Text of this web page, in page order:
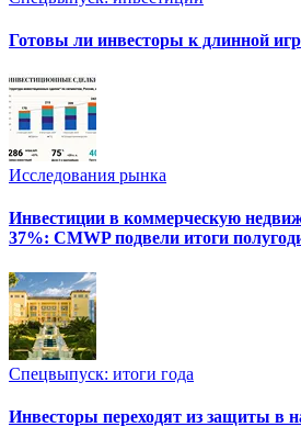
Готовы ли инвесторы к длинной
Исследования рынка
Инвестиции в коммерческую
37%: CMWP подвели итоги
Спецвыпуск: итоги года
Инвесторы переходят из защиты в